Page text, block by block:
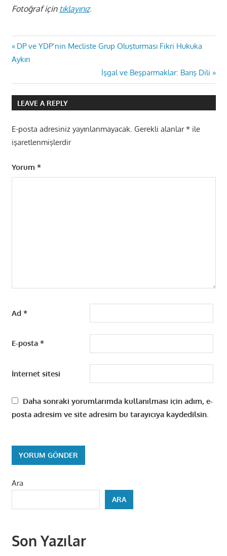
Fotoğraf için tıklayınız.
Yazı
gezinmesi
Previous
Post:
DP ve YDP’nin Mecliste Grup Oluşturması Fikri Hukuka
Aykırı
Next
Post:
İşgal ve Beşparmaklar: Barış Dili
LEAVE A REPLY
E-posta adresiniz yayınlanmayacak. Gerekli alanlar*ile
işaretlenmişlerdir
Yorum *
Ad *
E-posta *
İnternet sitesi
Daha sonraki yorumlarımda kullanılması için adım, e-
posta adresim ve site adresim bu tarayıcıya kaydedilsin.
Ara
ARA
Son Yazılar